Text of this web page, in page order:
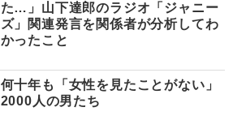
た…」山下達郎のラジオ「ジャニー
ズ」関連発言を関係者が分析してわ
かったこと
何十年も「女性を見たことがない」
2000人の男たち